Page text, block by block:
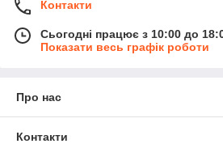
Контакти
Сьогодні працює з 10:00 до
Показати весь графік роботи
Про нас
Контакти